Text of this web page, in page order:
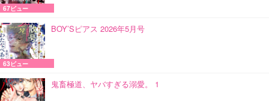
67ビュー
BOY’Sピアス 2026年5月号
63ビュー
鬼畜極道、ヤバすぎる溺愛。 1